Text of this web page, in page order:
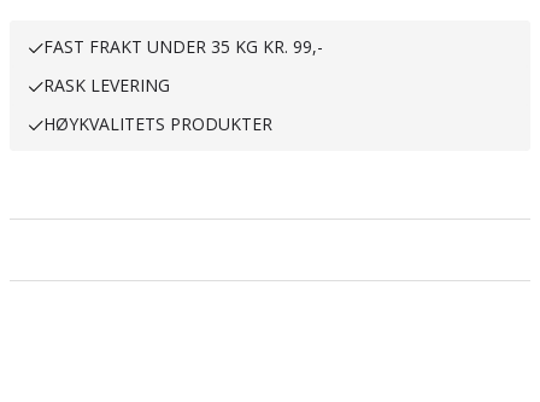
FAST FRAKT UNDER 35 KG KR. 99,-
RASK LEVERING
HØYKVALITETS PRODUKTER